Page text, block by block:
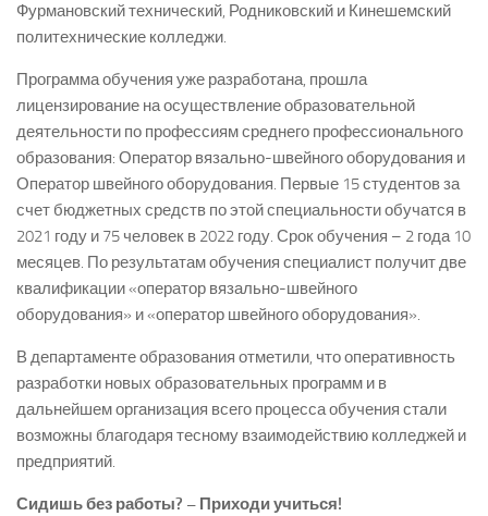
Фурмановский технический, Родниковский и Кинешемский
политехнические колледжи.
Программа обучения уже разработана, прошла
лицензирование на осуществление образовательной
деятельности по профессиям среднего профессионального
образования: Оператор вязально-­швейного оборудования и
Оператор швейного оборудования. Первые 15 студентов за
счет бюджетных средств по этой специальности обучатся в
2021 году и 75 человек в 2022 году. Срок обучения – 2 года 10
месяцев. По результатам обучения специалист получит две
квалификации «оператор вязально-­швейного
оборудования» и «оператор швейного оборудования».
В департаменте образования отметили, что оперативность
разработки новых образовательных программ и в
дальнейшем организация всего процесса обучения стали
возможны благодаря тесному взаимодействию колледжей и
предприятий.
Сидишь без работы? – Приходи учиться!